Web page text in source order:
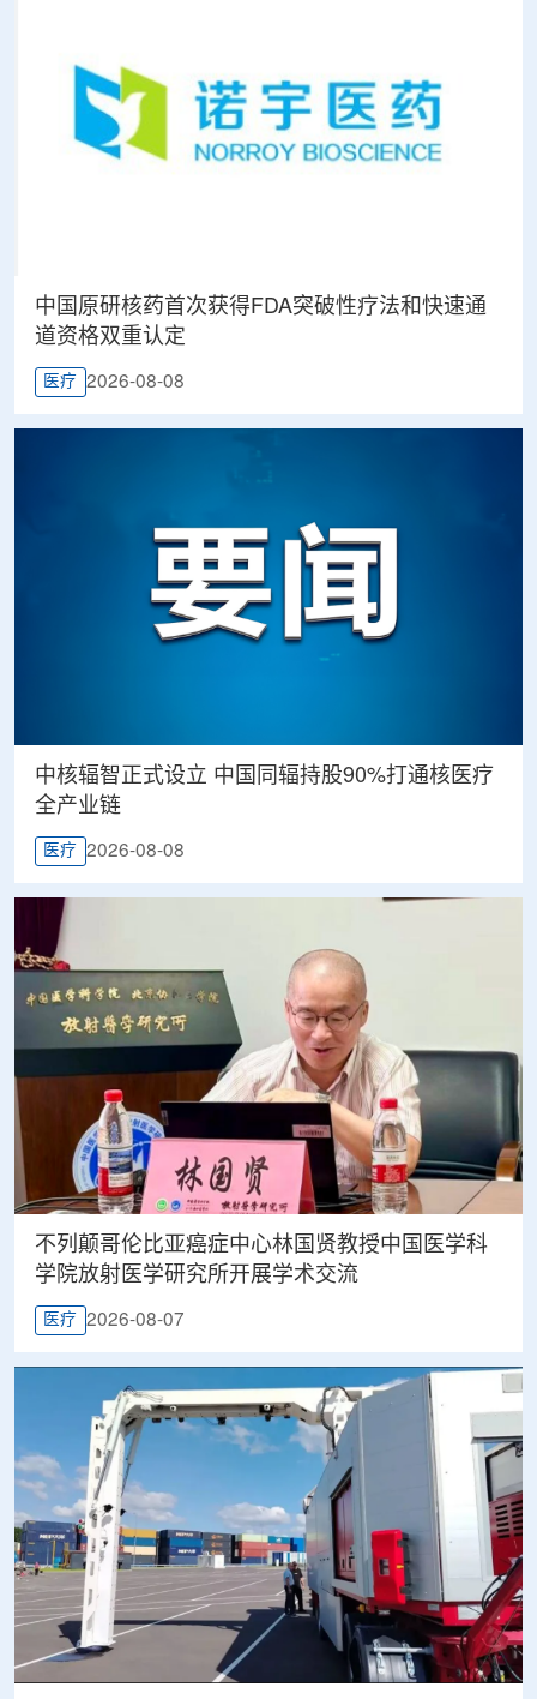
中国原研核药首次获得FDA突破性疗法和快速通
道资格双重认定
医疗 2026-08-08
中核辐智正式设立 中国同辐持股90%打通核医疗
全产业链
医疗 2026-08-08
不列颠哥伦比亚癌症中心林国贤教授中国医学科
学院放射医学研究所开展学术交流
医疗 2026-08-07